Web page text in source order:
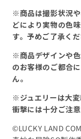
※商品は撮影状況
どにより実物の色
す。予めご了承くだ
※商品デザインや
のお客様のご都合
ん。
※ジュエリーは大
衝撃には十分ご注意
©LUCKY LAND